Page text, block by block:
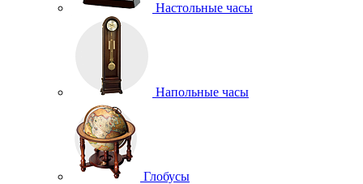
Настольные часы
Напольные часы
Глобусы